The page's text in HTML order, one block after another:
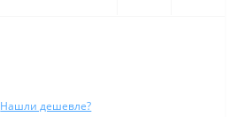
Нашли дешевле?